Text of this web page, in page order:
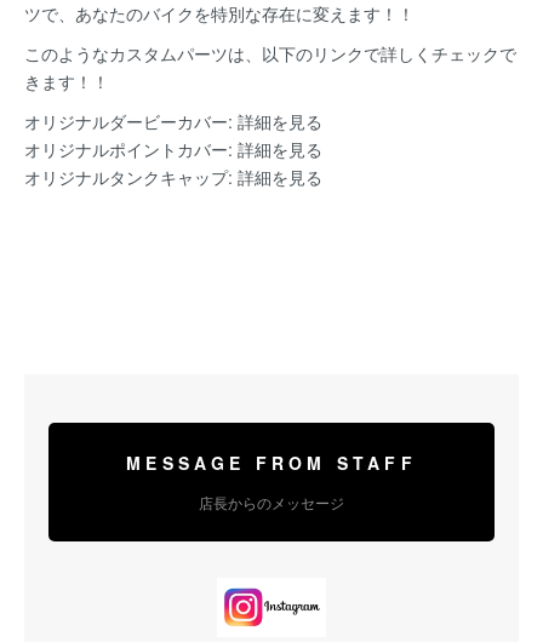
ツで、あなたのバイクを特別な存在に変えます！！
このようなカスタムパーツは、以下のリンクで詳しくチェックで
きます！！
オリジナルダービーカバー: 詳細を見る
オリジナルポイントカバー: 詳細を見る
オリジナルタンクキャップ: 詳細を見る
MESSAGE FROM STAFF
店長からのメッセージ